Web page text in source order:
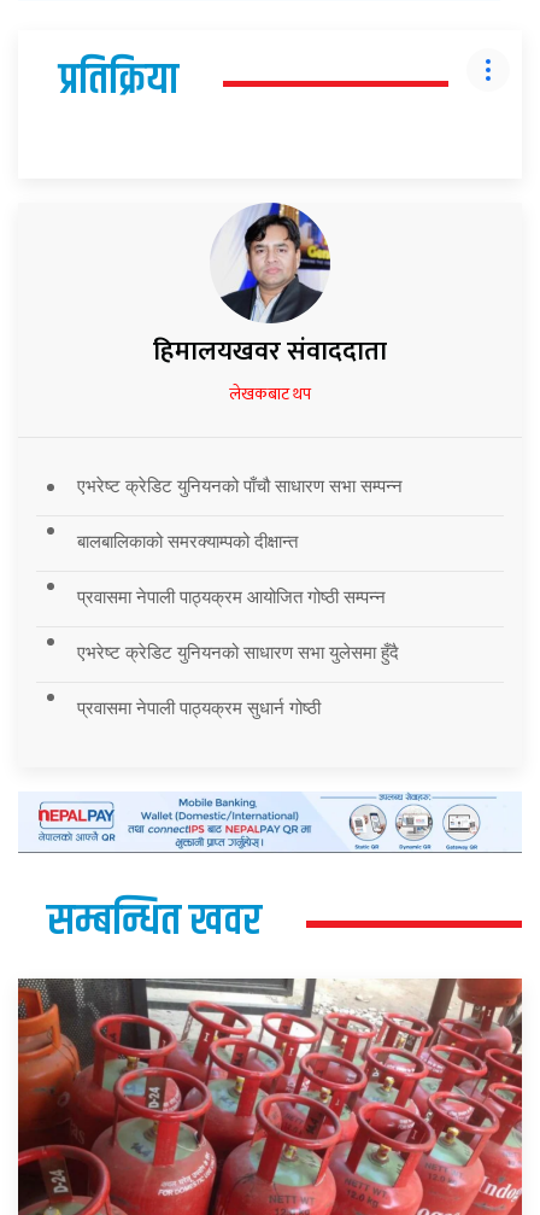
प्रतिक्रिया
हिमालयखवर संवाददाता
लेखकबाट थप
एभरेष्ट क्रेडिट युनियनको पाँचौ साधारण सभा सम्पन्न
बालबालिकाको समरक्याम्पको दीक्षान्त
प्रवासमा नेपाली पाठ्यक्रम आयोजित गोष्ठी सम्पन्न
एभरेष्ट क्रेडिट युनियनको साधारण सभा युलेसमा हुँदै
प्रवासमा नेपाली पाठ्यक्रम सुधार्न गोष्ठी
सम्बन्धित खवर